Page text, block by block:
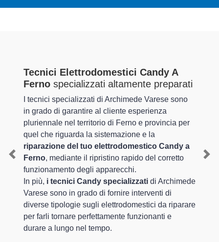
Tecnici Elettrodomestici Candy A
Ferno specializzati altamente preparati
I tecnici specializzati di Archimede Varese sono
in grado di garantire al cliente esperienza
pluriennale nel territorio di Ferno e provincia per
quel che riguarda la sistemazione e la
riparazione del tuo elettrodomestico Candy a
Ferno, mediante il ripristino rapido del corretto
funzionamento degli apparecchi.
In più, i tecnici Candy specializzati di Archimede
Varese sono in grado di fornire interventi di
diverse tipologie sugli elettrodomestici da riparare
per farli tornare perfettamente funzionanti e
durare a lungo nel tempo.
Previous